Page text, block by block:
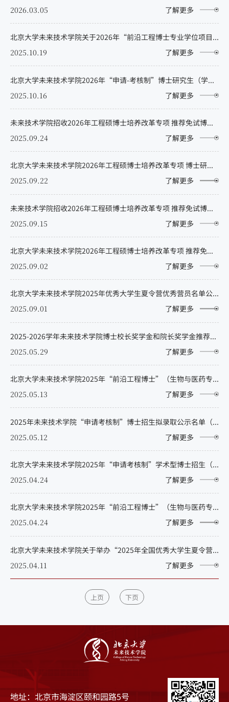
2026.03.05
了解更多
2025.10.19
北京大学未来技术学院关于2026年“前沿工程博士专业学位项目（生物与医药专业）”的招生说明
了解更多
2025.10.16
北京大学未来技术学院2026年“申请-考核制”博士研究生（学术型）招生说明
了解更多
2025.09.24
未来技术学院招收2026年工程硕博士培养改革专项 推荐免试博士研究生复试安排通知
了解更多
2025.09.22
北京大学未来技术学院2026年工程硕博士培养改革专项 博士研究生招生说明
了解更多
2025.09.15
未来技术学院招收2026年工程硕博士培养改革专项 推荐免试博士研究生复试安排通知
了解更多
2025.09.02
北京大学未来技术学院2026年工程硕博士培养改革专项 推荐免试博士研究生招生说明
了解更多
2025.09.01
北京大学未来技术学院2025年优秀大学生夏令营优秀营员名单公示
了解更多
2025.05.29
2025-2026学年未来技术学院博士校长奖学金和院长奖学金推荐获奖名单公示
了解更多
2025.05.13
北京大学未来技术学院2025年“前沿工程博士”（生物与医药专业）招生拟录取名单公示（递补）
了解更多
2025.05.12
2025年未来技术学院“申请考核制”博士招生拟录取公示名单（专项计划）
了解更多
2025.04.24
北京大学未来技术学院2025年“申请考核制”学术型博士招生（专项计划除外）拟录取公示名单
了解更多
2025.04.24
北京大学未来技术学院2025年“前沿工程博士”（生物与医药专业）招生拟录取名单公示
了解更多
2025.04.11
北京大学未来技术学院关于举办“2025年全国优秀大学生夏令营”活动的通知
了解更多
上页 下页
地址：北京市海淀区颐和园路5号